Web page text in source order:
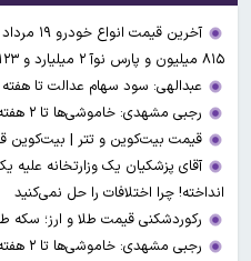
۸۱۵ میلیون و پارس نوآ ۲ میلیارد و ۱۲۳ میلیون تومان شد
عبدالهی: سود سهام عدالت تا
رجبی مشهدی: خاموشی‌ها تا ۲ هفته آینده به حداقل می‌رسد
قیمت بیت‌کوین و تتر | بیت‌کوین
آقای پزشکیان یک وزارتخانه علیه
انداخته! چرا اختلافات را حل نمی‌کنید
رکوردشکنی قیمت طلا و ارز؛ سکه طرح جدید به ۱۸۶
رجبی مشهدی: خاموشی‌ها تا ۲ هفته آینده به حداقل می‌رسد